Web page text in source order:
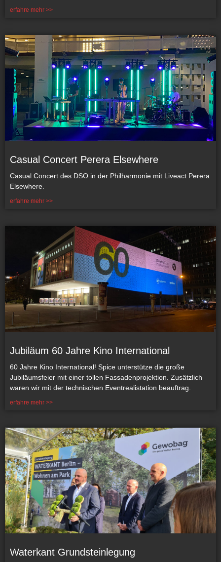
erfahre mehr >>
Casual Concert Perera Elsewhere
Casual Concert des DSO in der Philharmonie mit Liveact Perera
Elsewhere.
erfahre mehr >>
Jubiläum 60 Jahre Kino International
60 Jahre Kino International! Spice unterstütze die große
Jubiläumsfeier mit einer tollen Fassadenprojektion. Zusätzlich
waren wir mit der technischen Eventrealistation beauftrag.
erfahre mehr >>
Waterkant Grundsteinlegung